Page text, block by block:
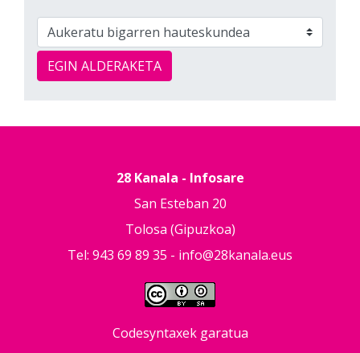
EGIN ALDERAKETA
28 Kanala - Infosare
San Esteban 20
Tolosa (Gipuzkoa)
Tel: 943 69 89 35 - info@28kanala.eus
Codesyntaxek garatua